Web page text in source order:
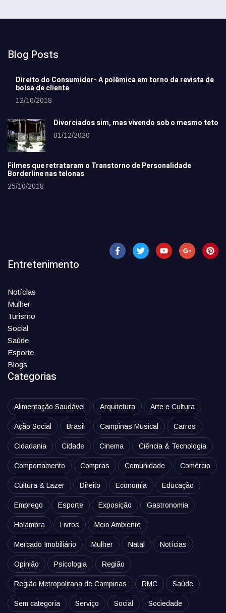
Blog Posts
Direito do Consumidor- A polêmica em torno da revista de
bolsa de cliente
12/10/2018
Divorciados sim, mas vivendo sob o mesmo teto
01/12/2020
Filmes que retrataram o Transtorno de Personalidade
Borderline nas telonas
25/10/2018
Entretenimento
Notícias
Mulher
Turismo
Social
Saúde
Esporte
Blogs
Categorias
Alimentação Saudável Arquitetura Arte e Cultura
Ação Social Brasil Campinas Musical Carros
Cidadania Cidade Cinema Ciência & Tecnologia
Comportamento Compras Comunidade Comércio
Cultura & Lazer Direito Economia Educação
Emprego Esporte Exposição Gastronomia
Holambra Livros Meio Ambiente
Mercado Imobiliário Mulher Natal Notícias
Opinião Psicologia Região
Região Metropolitana de Campinas RMC Saúde
Sem categoria Serviço Social Sociedade